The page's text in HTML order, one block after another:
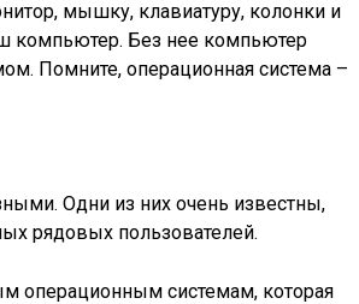
мышку, клавиатуру, колонки и
компьютер. Без нее компьютер
Помните, операционная система –
Одни из них очень известны,
рядовых пользователей.
операционным системам, которая